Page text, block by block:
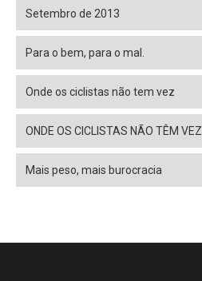
Setembro de 2013
Para o bem, para o mal.
Onde os ciclistas não tem vez
ONDE OS CICLISTAS NÃO TÊM VEZ
Mais peso, mais burocracia